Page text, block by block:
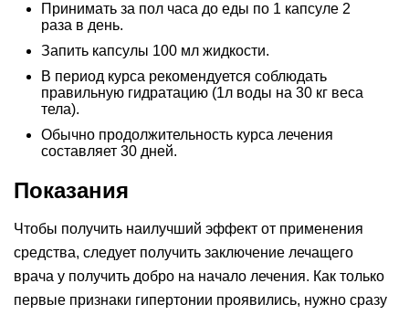
Принимать за пол часа до еды по 1 капсуле 2
раза в день.
Запить капсулы 100 мл жидкости.
В период курса рекомендуется соблюдать
правильную гидратацию (1л воды на 30 кг веса
тела).
Обычно продолжительность курса лечения
составляет 30 дней.
Показания
Чтобы получить наилучший эффект от применения
средства, следует получить заключение лечащего
врача у получить добро на начало лечения. Как только
первые признаки гипертонии проявились, нужно сразу